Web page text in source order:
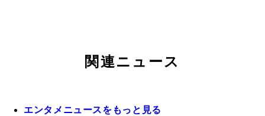
関連ニュース
エンタメニュースをもっと見る